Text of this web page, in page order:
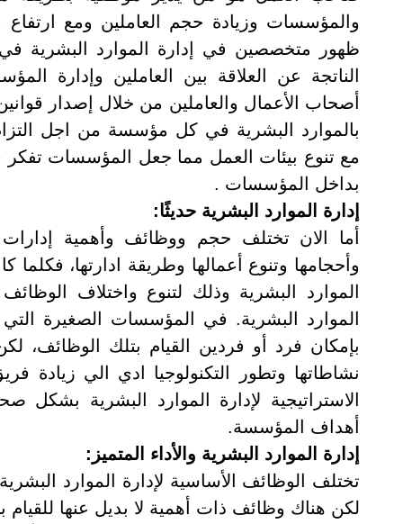
والمؤسسات وزيادة حجم العاملين ومع ارتفاع
ظهور متخصصين في إدارة الموارد البشرية
الناتجة عن العلاقة بين العاملين وإدارة
أصحاب الأعمال والعاملين من خلال إصدار
بالموارد البشرية في كل مؤسسة من اجل
مع تنوع بيئات العمل مما جعل المؤسسات
بداخل المؤسسات .
إدارة الموارد البشرية حديثًا:
أما الان تختلف حجم ووظائف وأهمية
وأحجامها وتنوع أعمالها وطريقة ادارتها،
الموارد البشرية وذلك لتنوع واختلاف
الموارد البشرية. في المؤسسات الصغيرة
بإمكان فرد أو فردين القيام بتلك الوظائف،
نشاطاتها وتطور التكنولوجيا ادي الي زيادة
الاستراتيجية لإدارة الموارد البشرية
أهداف المؤسسة.
إدارة الموارد البشرية والأداء المتميز:
تختلف الوظائف الأساسية لإدارة الموارد
لكن هناك وظائف ذات أهمية لا بديل عنها